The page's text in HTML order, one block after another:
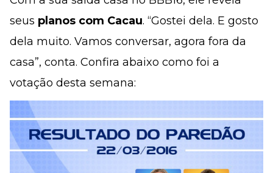
seus planos com Cacau. “Gostei dela. E gosto
dela muito. Vamos conversar, agora fora da
casa”, conta. Confira abaixo como foi a
votação desta semana: